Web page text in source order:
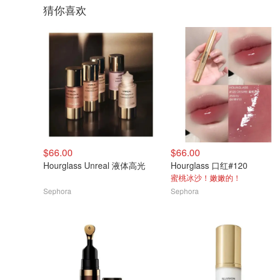
猜你喜欢
$66.00
Hourglass Unreal 液体高光
Sephora
$66.00
Hourglass 口红#120
蜜桃冰沙！嫩嫩的！
Sephora